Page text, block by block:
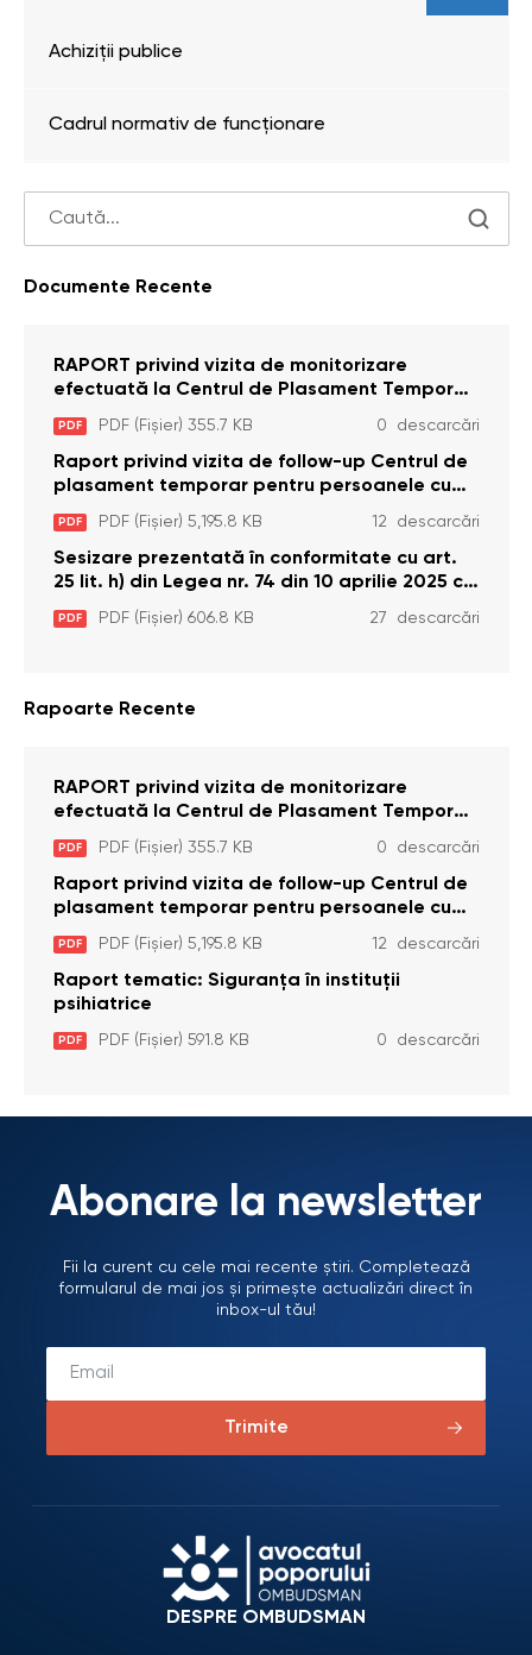
Achiziții publice
Cadrul normativ de funcționare
Documente Recente
RAPORT privind vizita de monitorizare
efectuată la Centrul de Plasament Temporar
pentru Persoane cu Dizabilități (Adulte) din s.
Brînzeni, r. Edineț, din data de 25 mai 2026
PDF PDF (Fișier) 355.7 KB 0 descarcări
Raport privind vizita de follow-up Centrul de
plasament temporar pentru persoanele cu
dizabilități (adulte) Bădiceni, Soroca (11 iunie
2026)
PDF PDF (Fișier) 5,195.8 KB 12 descarcări
Sesizare prezentată în conformitate cu art.
25 lit. h) din Legea nr. 74 din 10 aprilie 2025 cu
privire la Curtea Constituțională şi art. 26 din
Legea cu privire la Avocatul Poporului
PDF PDF (Fișier) 606.8 KB 27 descarcări
Rapoarte Recente
RAPORT privind vizita de monitorizare
efectuată la Centrul de Plasament Temporar
pentru Persoane cu Dizabilități (Adulte) din s.
Brînzeni, r. Edineț, din data de 25 mai 2026
PDF PDF (Fișier) 355.7 KB 0 descarcări
Raport privind vizita de follow-up Centrul de
plasament temporar pentru persoanele cu
dizabilități (adulte) Bădiceni, Soroca (11 iunie
2026)
PDF PDF (Fișier) 5,195.8 KB 12 descarcări
Raport tematic: Siguranța în instituții
psihiatrice
PDF PDF (Fișier) 591.8 KB 0 descarcări
Abonare la newsletter
Fii la curent cu cele mai recente știri. Completează
formularul de mai jos și primește actualizări direct în
inbox-ul tău!
Trimite
DESPRE OMBUDSMAN